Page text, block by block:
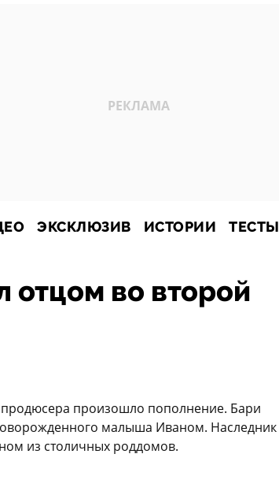
ЭКСКЛЮЗИВ ИСТОРИИ ТЕСТЫ
отцом во второй
продюсера произошло пополнение. Бари
малыша Иваном. Наследник
из столичных роддомов.